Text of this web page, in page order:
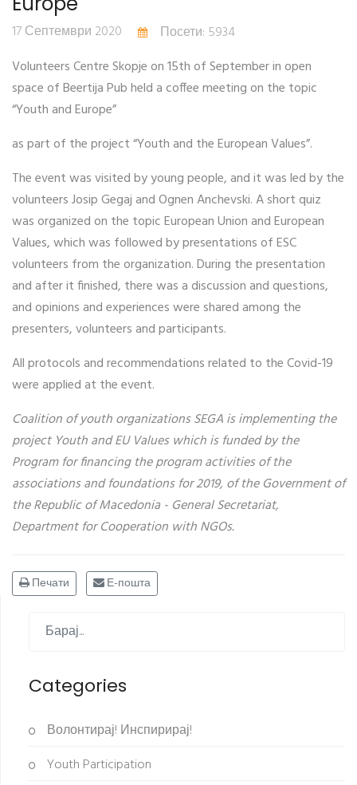
17 Септември 2020
Посети: 5934
Volunteers Centre Skopje on 15th of September in open
space of Beertija Pub held a coffee meeting on the topic
“Youth and Europe”
as part of the project “Youth and the European Values”.
The event was visited by young people, and it was led by the
volunteers Josip Gegaj and Ognen Anchevski. A short quiz
was organized on the topic European Union and European
Values, which was followed by presentations of ESC
volunteers from the organization. During the presentation
and after it finished, there was a discussion and questions,
and opinions and experiences were shared among the
presenters, volunteers and participants.
All protocols and recommendations related to the Covid-19
were applied at the event.
Coalition of youth organizations SEGA is implementing the
project Youth and EU Values which is funded by the
Program for financing the program activities of the
associations and foundations for 2019, of the Government of
the Republic of Macedonia - General Secretariat,
Department for Cooperation with NGOs.
Печати Е-пошта
Categories
Волонтирај! Инспирирај!
Youth Participation